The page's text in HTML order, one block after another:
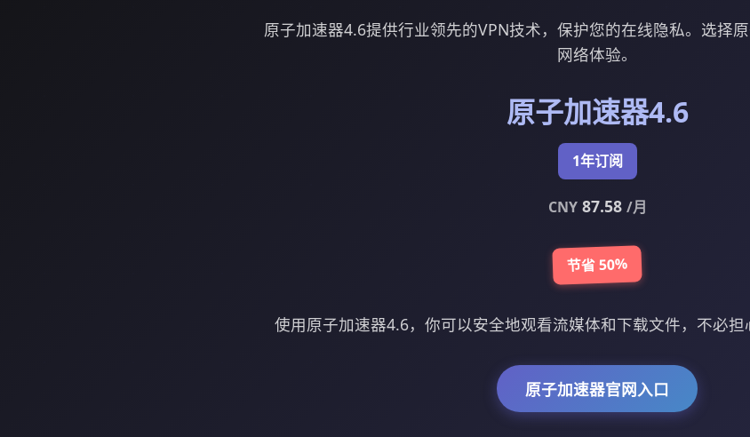
原子加速器4.6提供行业领先的VPN技术，保护您的在线隐私。选择
网络体验。
原子加速器4.6
1年订阅
CNY87.58 /月
节省 50%
使用原子加速器4.6，你可以安全地观看流媒体和下载文件，不必担
原子加速器官网入口